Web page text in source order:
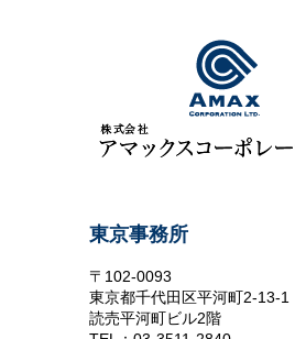
東京事務所
〒102-0093
東京都千代田区平河町2-13-1
読売平河町ビル2階